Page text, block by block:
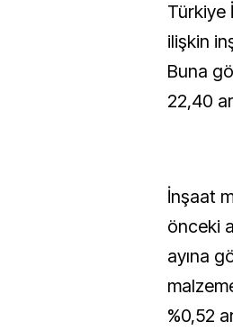
Türkiye İstatistik Kurumu (TÜİK) mayıs ayına
ilişkin
Buna
22,40
İnşaat
önceki
ayına
%0,52